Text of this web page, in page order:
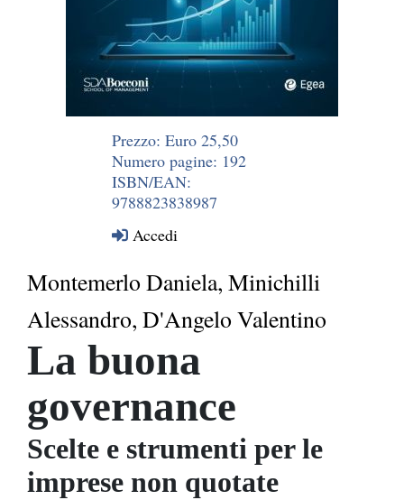
Montemerlo Daniela, Minichilli
Alessandro, D'Angelo Valentino
La buona
governance
Scelte e strumenti per le
imprese non quotate
Prezzo: Euro 25,50
Numero pagine: 192
ISBN/EAN:
9788823838987
Accedi